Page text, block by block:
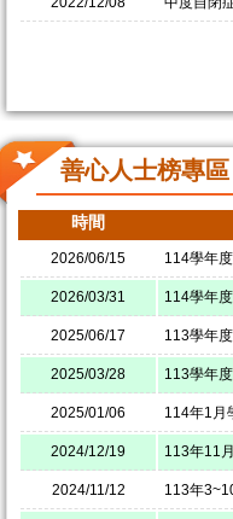
善心人士榜專區
時間
2026/06/15 114學年
2026/03/31 114學年
2025/06/17 113學年
2025/03/28 113學年
2025/01/06 114年1月
2024/12/19 113年11
2024/11/12 113年